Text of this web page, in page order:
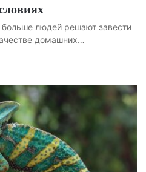
людей решают завести
домашних…